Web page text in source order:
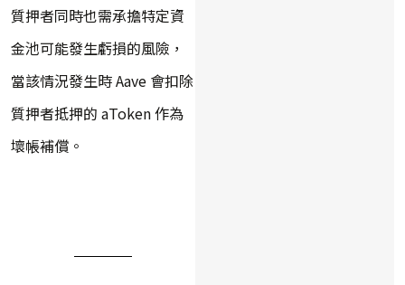
質押者同時也需承擔特定資
金池可能發生虧損的風險，
當該情況發生時 Aave 會扣除
質押者抵押的 aToken 作為
壞帳補償。